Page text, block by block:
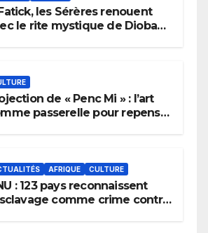
les Sérères renouent
le rite mystique de Diobaye
de « Penc Mi » : l’art
passerelle pour repenser
AFRIQUE CULTURE
: 123 pays reconnaissent
comme crime contre